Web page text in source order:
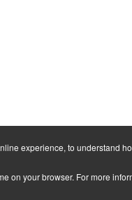
experience, to understand
on your browser. For more